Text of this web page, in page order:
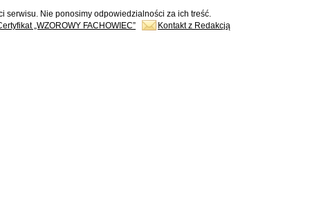
serwisu. Nie ponosimy odpowiedzialności za ich treść.
„WZOROWY FACHOWIEC” Kontakt z Redakcją